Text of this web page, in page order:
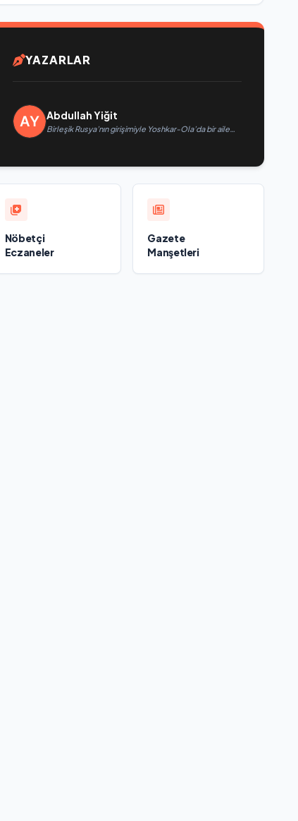
YAZARLAR
Abdullah Yiğit
Birleşik Rusya’nın girişimiyle Yoshkar-Ola’da bir aile
Nöbetçi
Eczaneler
Gazete
Manşetleri